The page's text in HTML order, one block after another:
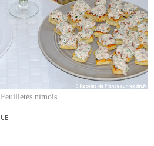
Feuilletés nîmois